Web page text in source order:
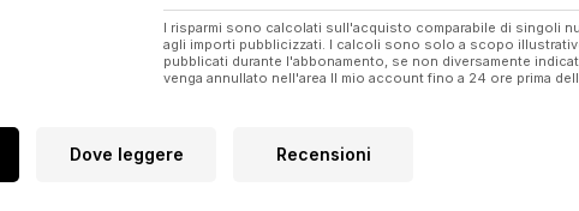
I risparmi sono calcolati sull'acquisto comparabile di singoli
agli importi pubblicizzati. I calcoli sono solo a scopo
pubblicati durante l'abbonamento, se non diversamente
venga annullato nell'area Il mio account fino a 24 ore prima
Dove leggere Recensioni